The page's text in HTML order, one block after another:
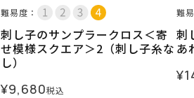
難易度：
刺し子のサンプラークロス＜寄
せ模様スクエア＞2（刺し子糸な
し）
¥9,680税込
難
刺
あ
¥